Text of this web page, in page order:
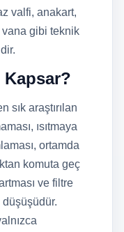
valfi, anakart,
gibi teknik
sık araştırılan
ısıtmaya
ortamda
komuta geç
ve filtre